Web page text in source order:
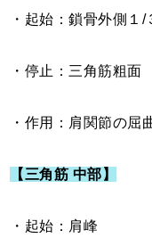
・起始：鎖骨外側１/
・停止：三角筋粗面
・作用：肩関節の屈
【三角筋 中部】
・起始：肩峰